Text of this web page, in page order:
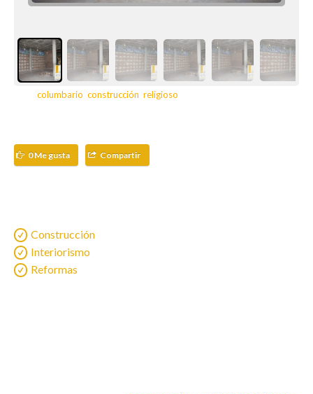
columbario construcción religioso
0 Me gusta Compartir
Construcción
Interiorismo
Reformas